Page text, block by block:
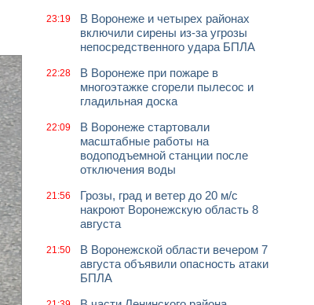
23:19
В Воронеже и четырех районах
включили сирены из-за угрозы
непосредственного удара БПЛА
22:28
В Воронеже при пожаре в
многоэтажке сгорели пылесос и
гладильная доска
22:09
В Воронеже стартовали
масштабные работы на
водоподъемной станции после
отключения воды
21:56
Грозы, град и ветер до 20 м/с
накроют Воронежскую область 8
августа
21:50
В Воронежской области вечером 7
августа объявили опасность атаки
БПЛА